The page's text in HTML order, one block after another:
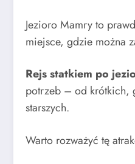
Jezioro Mamry to
miejsce, gdzie można
Rejs statkiem po
potrzeb – od krótkich,
starszych.
Warto rozważyć tę